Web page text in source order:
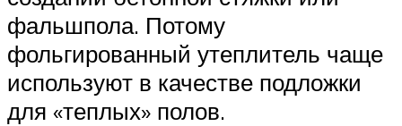
фальшпола. Потому
фольгированный утеплитель чаще
используют в качестве подложки
для «теплых» полов.